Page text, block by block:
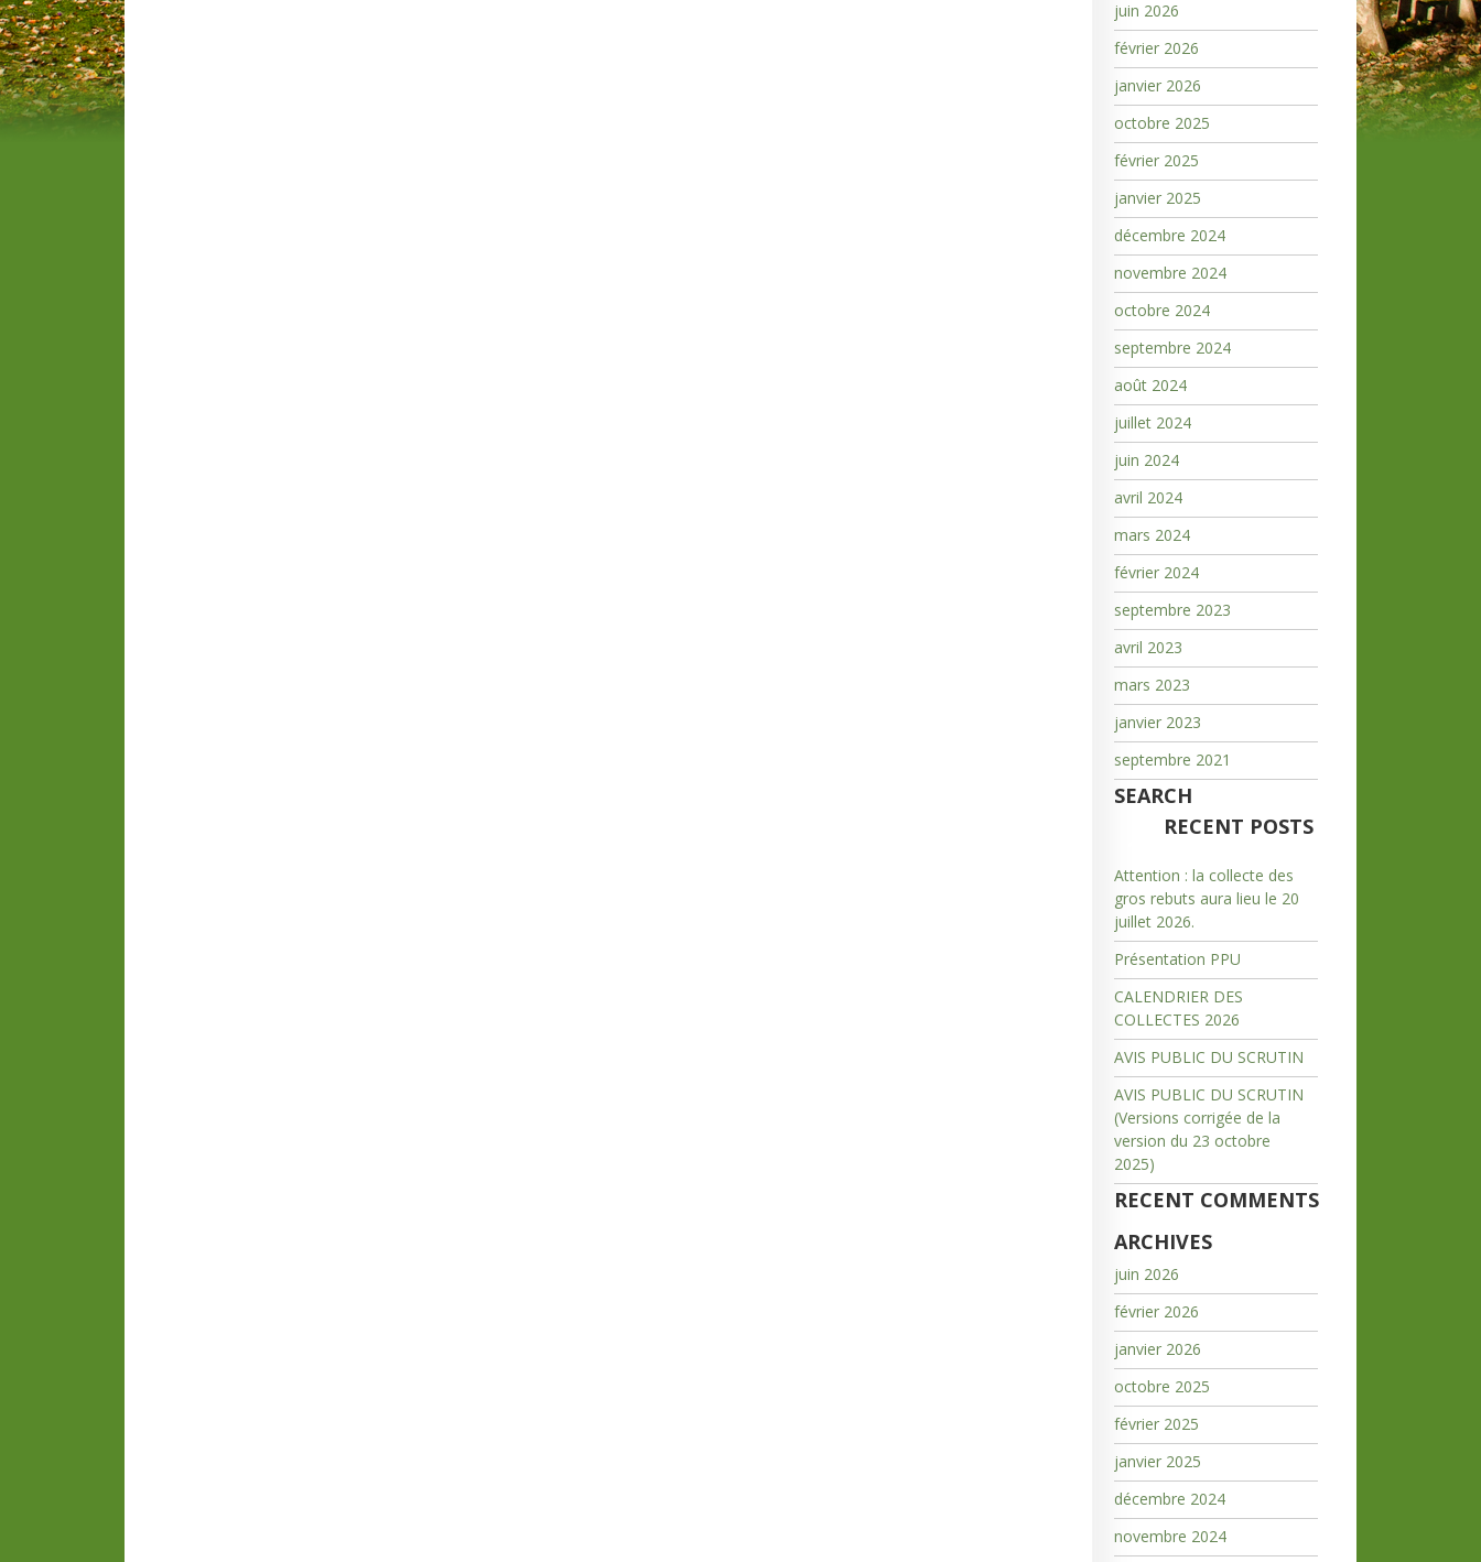
juin 2026
février 2026
janvier 2026
octobre 2025
février 2025
janvier 2025
décembre 2024
novembre 2024
octobre 2024
septembre 2024
août 2024
juillet 2024
juin 2024
avril 2024
mars 2024
février 2024
septembre 2023
avril 2023
mars 2023
janvier 2023
septembre 2021
SEARCH
RECENT POSTS
Attention : la collecte des
gros rebuts aura lieu le 20
juillet 2026.
Présentation PPU
CALENDRIER DES
COLLECTES 2026
AVIS PUBLIC DU SCRUTIN
AVIS PUBLIC DU SCRUTIN
(Versions corrigée de la
version du 23 octobre
2025)
RECENT COMMENTS
ARCHIVES
juin 2026
février 2026
janvier 2026
octobre 2025
février 2025
janvier 2025
décembre 2024
novembre 2024